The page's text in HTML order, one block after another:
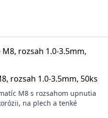
rozsah 1.0-3.5mm, 50ks
M8 s rozsahom upnutia
na plech a tenké